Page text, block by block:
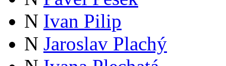
N Ivan Pilip
N Jaroslav Plachý